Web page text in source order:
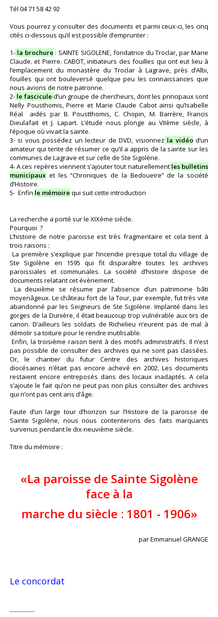
Tél 04 71 58 42 92
Vous pourrez y consulter des documents et parmi ceux-ci, les cinq
cités ci-dessous qu’il est possible d’emprunter :
1- la brochure : SAINTE SIGOLENE, fondatrice du Troclar, par Marie
Claude. et Pierre. CABOT, initiateurs des fouilles qui ont eut lieu à
l’emplacement du monastère du Troclar à Lagrave, près d’Albi,
fouilles qui ont bouleversé quelque peu les connaissances que
nous avions de notre patronne.
2- le fascicule d’un groupe de chercheurs, dont les principaux sont
Nelly Pousthomis, Pierre et Marie Claude Cabot ainsi qu’Isabelle
Réal aidés par B. Poustthomis, C. Chopin, M. Barrère, Francis
Dieulafait et J. Lapart. L’étude nous plonge au VIIème siècle, à
l’époque où vivait la sainte.
3- si vous possédez un lecteur de DVD, visionnez la vidéod’un
amateur qui tente de résumer ce qu’il a appris de la sainte sur les
communes de Lagrave et sur celle de Ste Sigolène.
4- A ces repères viennent s’ajouter tout naturellement les bulletins
municipaux et les “Chroniques de la Bedoueïre” de la société
d’Histoire.
5- Enfin le mémoire qui suit cette introduction
La recherche a porté sur le XIXème siècle.
Pourquoi ?
L’histoire de notre paroisse est très fragmentaire et cela tient à
trois raisons :
La première s’explique par l’incendie presque total du village de
Ste Sigolène en 1595 qui fit disparaître toutes les archives
paroissiales et communales. La société d’histoire dispose de
documents relatant cet évènement.
La deuxième se résume par l’absence d’un patrimoine bâti
moyenâgeux. Le château fort de la Tour, par exemple, fut très vite
abandonné par les Seigneurs de Ste Sigolène. Implanté dans les
gorges de la Dunière, il était beaucoup trop vulnérable aux tirs de
canon. D’ailleurs les soldats de Richelieu n’eurent pas de mal à
démolir sa toiture pour le rendre inutilisable.
Enfin, la troisième raison tient à des motifs administratifs. Il n’est
pas possible de consulter des archives qui ne sont pas classées.
Or, le chantier du futur Centre des archives historiques
diocésaines n’était pas encore achevé en 2002. Les documents
restaient encore entreposés dans des locaux inadaptés. A cela
s’ajoute le fait qu’on ne peut pas non plus consulter des archives
qui n’ont pas cent ans d’âge.
Faute d’un large tour d’horizon sur l’Histoire de la paroisse de
Sainte Sigolène, nous nous contenterons des faits marquants
survenus pendant le dix-neuvième siècle.
Titre du mémoire :
«La paroisse de Sainte Sigolène
face à la
marche du siècle : 1801 - 1906»
par Emmanuel GRANGE
Le concordat
.................